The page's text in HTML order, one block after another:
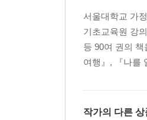
Scene 46 “그 말이
Scene 47 최소한
Scene 48 합리적인
Scene 49 말싸움을
Scene 52 대안을 주
서울대학교 가
기초교육원 강
등 90여 권의
여행』, 『나를
작가의 다른 상